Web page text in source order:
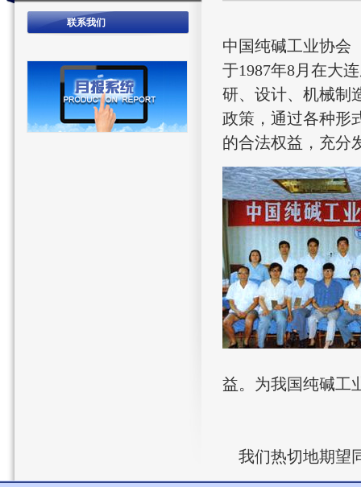
联系我们
中国纯碱工业协会
于1987年8月在大
研、设计、机械制
政策，通过各种形
的合法权益，充分
益。为我国纯碱工
我们热切地期望